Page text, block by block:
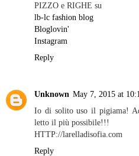
PIZZO e RIGHE su
lb-lc fashion blog
Bloglovin'
Instagram
Reply
Unknown May 7, 2015 at
Io di solito uso il pigiama!
letto il più possibile!!!
HTTP://larelladisofia.com
Reply